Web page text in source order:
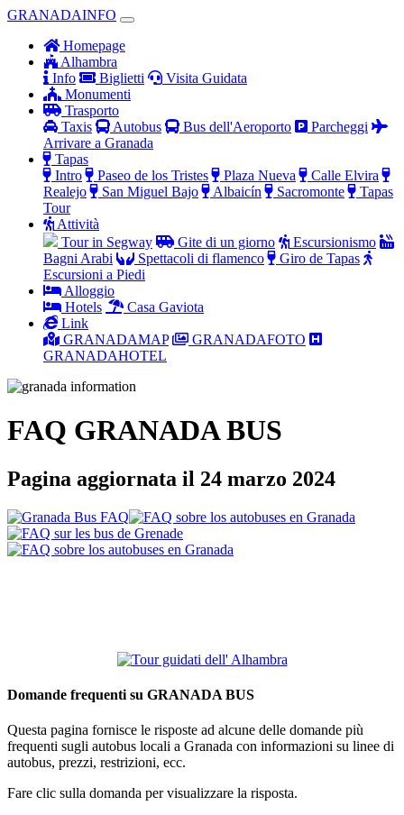
GRANADAINFO
Homepage
Alhambra
Info
Biglietti
Visita Guidata
Monumenti
Trasporto
Taxis
Autobus Bus dell'Aeroporto
Parcheggi
Arrivare a Granada
Tapas
Intro
Paseo de los Tristes Plaza Nueva
Calle Elvira
Realejo
San Miguel Bajo Albaicín Sacromonte
Tapas
Tour
Attività
Tour in Segway
Gite di un giorno
Escursionismo
Bagni Arabi
Spettacoli di flamenco
Giro de Tapas
Escursioni a Piedi
Alloggio
Hotels
Casa Gaviota
Link
GRANADAMAP
GRANADAFOTO
GRANADAHOTEL
FAQ GRANADA BUS
Pagina aggiornata il 24 marzo 2024
Domande frequenti su GRANADA BUS
Questa pagina fornisce le risposte ad alcune delle domande più
frequenti sugli autobus locali a Granada con informazioni su linee di
autobus, prezzi, restrizioni, ecc.
Fare clic sulla domanda per visualizzare la risposta.